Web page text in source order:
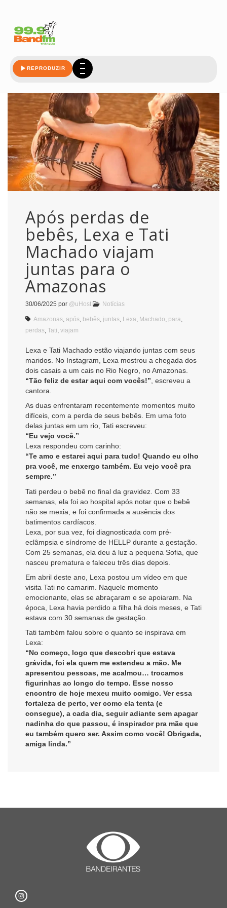
REPRODUZIR
Após perdas de
bebês, Lexa e Tati
Machado viajam
juntas para o
Amazonas
30/06/2025 por @uHost Notícias
Amazonas após bebês juntas Lexa Machado para
perdas Tati viajam
Lexa e Tati Machado estão viajando juntas com seus
maridos. No Instagram, Lexa mostrou a chegada dos
dois casais a um cais no Rio Negro, no Amazonas.
“Tão feliz de estar aqui com vocês!” , escreveu a
cantora.
As duas enfrentaram recentemente momentos muito
difíceis, com a perda de seus bebês. Em uma foto
delas juntas em um rio, Tati escreveu:
“Eu vejo você.”
Lexa respondeu com carinho:
“Te amo e estarei aqui para tudo! Quando eu olho
pra você, me enxergo também. Eu vejo você pra
sempre.”
Tati perdeu o bebê no final da gravidez. Com 33
semanas, ela foi ao hospital após notar que o bebê
não se mexia, e foi confirmada a ausência dos
batimentos cardíacos.
Lexa, por sua vez, foi diagnosticada com pré-
eclâmpsia e síndrome de HELLP durante a gestação.
Com 25 semanas, ela deu à luz a pequena Sofia, que
nasceu prematura e faleceu três dias depois.
Em abril deste ano, Lexa postou um vídeo em que
visita Tati no camarim. Naquele momento
emocionante, elas se abraçaram e se apoiaram. Na
época, Lexa havia perdido a filha há dois meses, e Tati
estava com 30 semanas de gestação.
Tati também falou sobre o quanto se inspirava em
Lexa:
“No começo, logo que descobri que estava
grávida, foi ela quem me estendeu a mão. Me
apresentou pessoas, me acalmou… trocamos
figurinhas ao longo do tempo. Esse nosso
encontro de hoje mexeu muito comigo. Ver essa
fortaleza de perto, ver como ela tenta (e
consegue), a cada dia, seguir adiante sem apagar
nadinha do que passou, é inspirador pra mãe que
eu também quero ser. Assim como você! Obrigada,
amiga linda.”